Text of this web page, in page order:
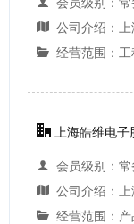
公司介绍：上海精科电子有限公司始建于1995年，至今已走过了21年
经营范围：工
上海皓维电
会员级别：
公司介绍：上海皓维是国内领先的视频监控产品制造商和解决方案提
经营范围：